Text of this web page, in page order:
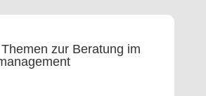
zur Beratung im